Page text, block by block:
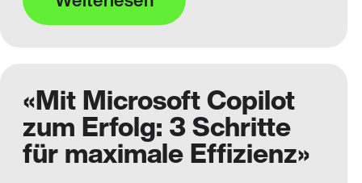
«Mit Microsoft Copilot
zum Erfolg: 3 Schritte
für maximale Effizienz»